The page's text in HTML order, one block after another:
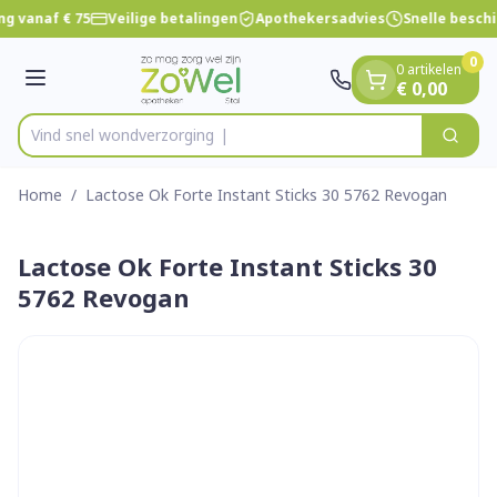
Ga naar de inhoud
1 van 1
vanaf € 75 Veilige betalingen Apothekersadvies Snelle
Menu
Product, merk, categorie...
Vind snel wondver Zoek
0 artikelen
€ 0,00
0
Home / Lactose Ok Forte Instant Sticks 30 5762 Revogan
Lactose Ok Forte Instant Sticks 30
5762 Revogan